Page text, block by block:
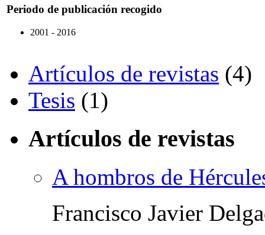
Periodo de publicación recogido
2001 - 2016
Artículos de revistas (4)
Tesis (1)
Artículos de revistas
A hombros de
Francisco Javier